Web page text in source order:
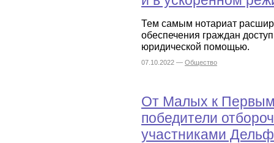
Тем самым нотариат
обеспечения граждан
юридической помощью.
07.10.2022 — Общество
От Малых к Первым
победители
участниками